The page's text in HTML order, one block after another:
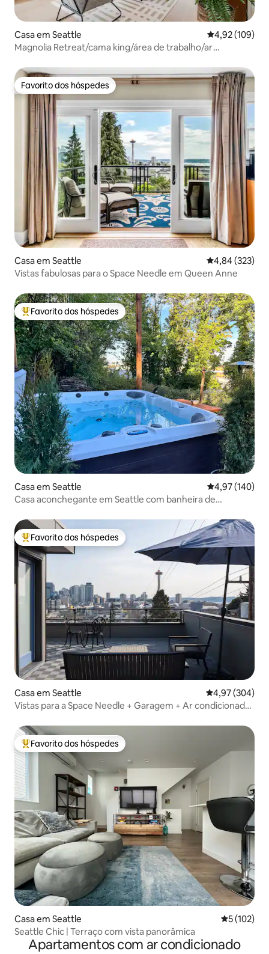
Casa em Seattle Classificação
4,92 (109)
Magnolia Retreat/cama king/área de trabalho/ar
Favorito dos hóspedes
Favorito dos hóspedes
Casa em Seattle Classificação
4,84 (323)
Vistas fabulosas para o Space Needle em Queen Anne
Favoritos dos hóspedes mais apreciados
Favorito dos hóspedes
Casa em Seattle Classificação
4,97 (140)
Casa aconchegante em Seattle com banheira de
Favoritos dos hóspedes mais apreciados
Favorito dos hóspedes
Casa em Seattle Classificação
4,97 (304)
Vistas para a Space Needle + Garagem + Ar condicionado
Favoritos dos hóspedes mais apreciados
Favorito dos hóspedes
Casa em Seattle
5 (102)
Seattle Chic | Terraço com vista panorâmica
Apartamentos com ar condicionado